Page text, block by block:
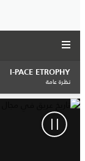
I‑PACE ETROPHY
نظرة عامة